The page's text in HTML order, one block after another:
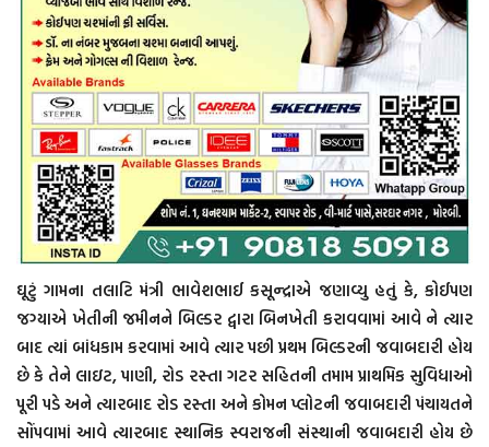
ઘૂટું ગામના તલાટિ મંત્રી ભાવેશભાઈ કસૂન્દ્રાએ જણાવ્યુ હતું કે, કોઈપણ
જગ્યાએ ખેતીની જમીનને બિલ્ડર દ્વારા બિનખેતી કરાવવામાં આવે ને ત્યાર
બાદ ત્યાં બાંધકામ કરવામાં આવે ત્યાર પછી પ્રથમ બિલ્ડરની જવાબદારી હોય
છે કે તેને લાઇટ, પાણી, રોડ રસ્તા ગટર સહિતની તમામ પ્રાથમિક સુવિધાઓ
પૂરી પડે અને ત્યારબાદ રોડ રસ્તા અને કોમન પ્લોટની જવાબદારી પંચાયતને
સોંપવામાં આવે ત્યારબાદ સ્થાનિક સ્વરાજની સંસ્થાની જવાબદારી હોય છે